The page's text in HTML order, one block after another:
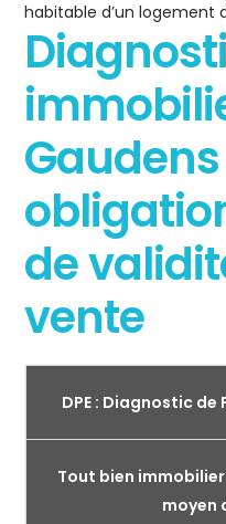
habitable d’un logement
de
vente
DPE : Diagnostic
Tout bien
moyen